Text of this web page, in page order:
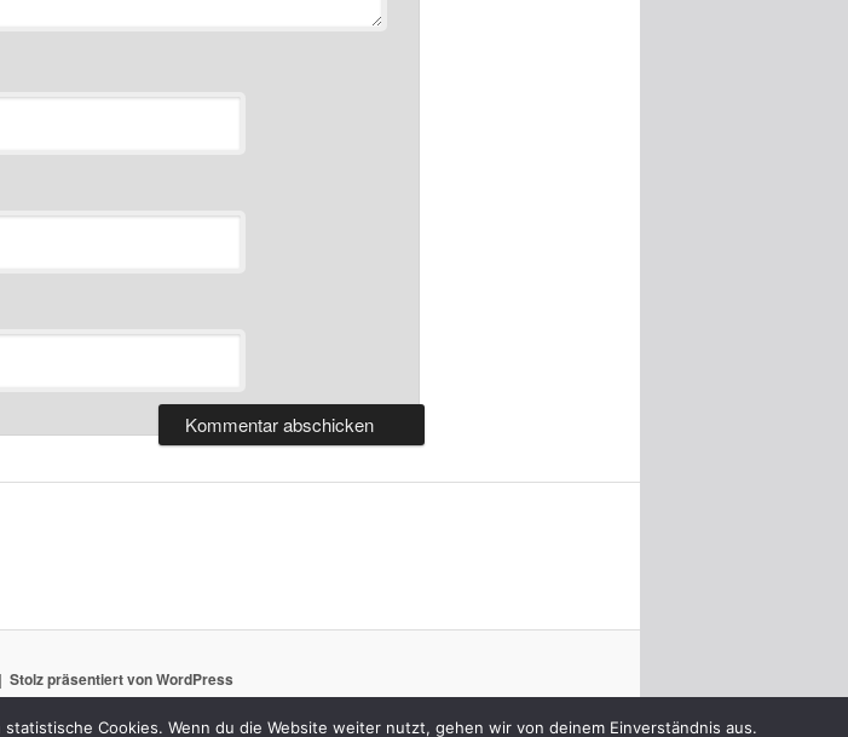
Stolz präsentiert von WordPress
Cookies. Wenn du die Website weiter nutzt, gehen wir von deinem Einverständnis aus.